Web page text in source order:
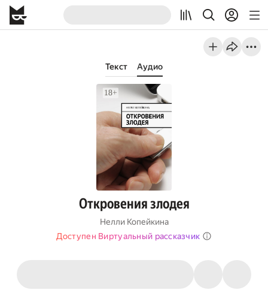
Текст Аудио
Откровения злодея
Нелли Копейкина
Доступен Виртуальный рассказчик